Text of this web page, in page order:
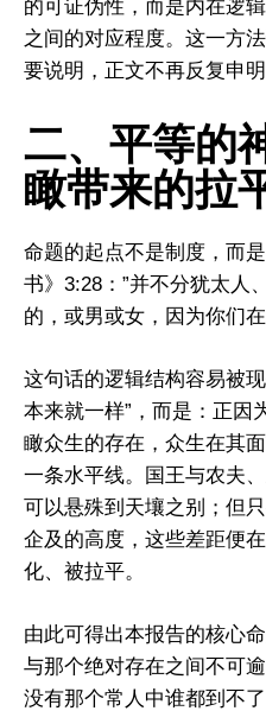
的可证伪性，而是内在逻
之间的对应程度。这一方
要说明，正文不再反复申明
二、平等的
瞰带来的拉
命题的起点不是制度，而
书》3:28：”并不分犹太人
的，或男或女，因为你们
这句话的逻辑结构容易被
本来就一样”，而是：正因
瞰众生的存在，众生在其
一条水平线。国王与农夫
可以悬殊到天壤之别；但
企及的高度，这些差距便
化、被拉平。
由此可得出本报告的核心
与那个绝对存在之间不可
没有那个常人中谁都到不